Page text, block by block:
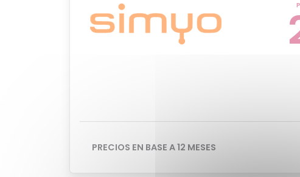
PRECIOS EN BASE A 12 MESES